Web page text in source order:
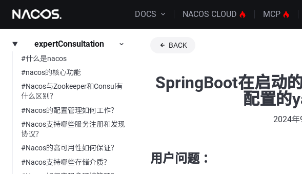
DOCS NACOS CLOUD MCP
expertConsultation
#什么是nacos
#nacos的核心功能
#Nacos与Zookeeper和Consul有
什么区别？
#Nacos的配置管理如何工作？
#Nacos支持哪些服务注册和发现
协议？
#Nacos的高可用性如何保证？
#Nacos支持哪些存储介质？
BACK
SpringBoot在启动
配置的
2024年
用户问题 ：